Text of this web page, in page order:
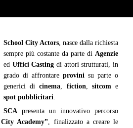
School City Actors , nasce dalla richiesta
sempre più costante da parte di Agenzie
ed Uffici Casting di attori strutturati, in
grado di affrontare provini su parte o
generici dicinema fiction sitcom e
spot pubblicitari
SCA presenta un innovativo percorso
Academy” , finalizzato a creare le